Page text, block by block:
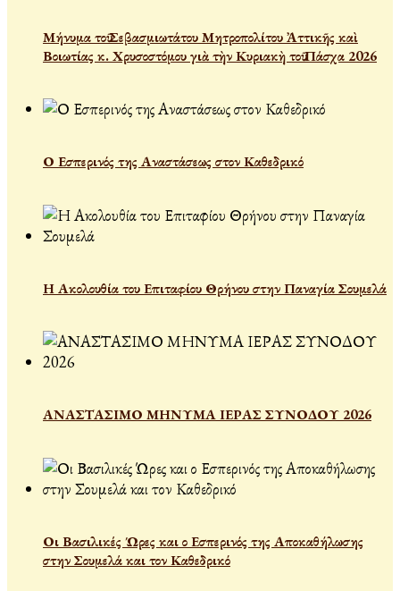
Μήνυμα τοῦ Σεβασμιωτάτου Μητροπολίτου Ἀττικῆς καὶ
Βοιωτίας κ. Χρυσοστόμου γιὰ τὴν Κυριακὴ τοῦ Πάσχα 2026
Ο Εσπερινός της Αναστάσεως στον Καθεδρικό
Η Ακολουθία του Επιταφίου Θρήνου στην Παναγία Σουμελά
ΑΝΑΣΤΑΣΙΜΟ ΜΗΝΥΜΑ ΙΕΡΑΣ ΣΥΝΟΔΟΥ 2026
Οι Βασιλικές Ώρες και ο Εσπερινός της Αποκαθήλωσης
στην Σουμελά και τον Καθεδρικό